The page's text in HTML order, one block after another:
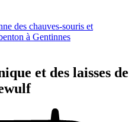
des chauves-souris et
à Gentinnes
et des laisses de